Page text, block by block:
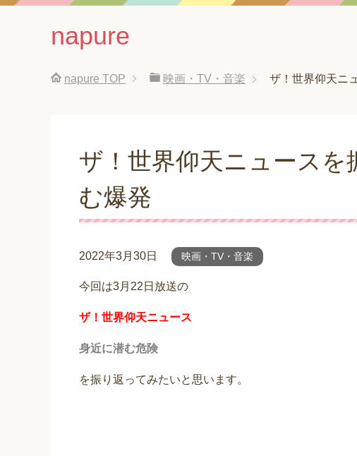
napure
napure TOP 映画・TV・音楽 ザ！世界仰天ニ
ザ！世界仰天ニュース
む爆発
2022年3月30日 映画・TV・音楽
今回は3月22日放送の
ザ！世界仰天ニュース
身近に潜む危険
を振り返ってみたいと思います。